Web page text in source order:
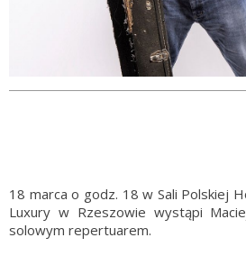
18 marca o godz. 18 w Sali Polskiej
Luxury w Rzeszowie wystąpi
solowym repertuarem.